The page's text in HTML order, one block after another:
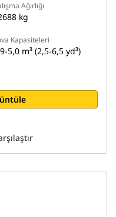
Ağırlığı
kg
Kapasiteleri
5,0 m³ (2,5-6,5 yd³)